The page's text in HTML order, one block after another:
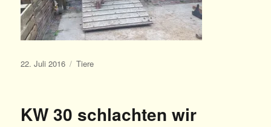
Veröffentlicht
22. Juli 2016 Kategorien
Tiere
KW 30 schlachten wir